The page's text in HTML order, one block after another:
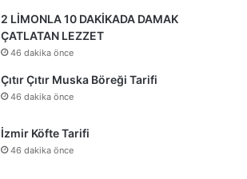
2 LİMONLA 10 DAKİKADA DAMAK
ÇATLATAN LEZZET
46 dakika önce
Çıtır Çıtır Muska Böreği Tarifi
46 dakika önce
İzmir Köfte Tarifi
46 dakika önce